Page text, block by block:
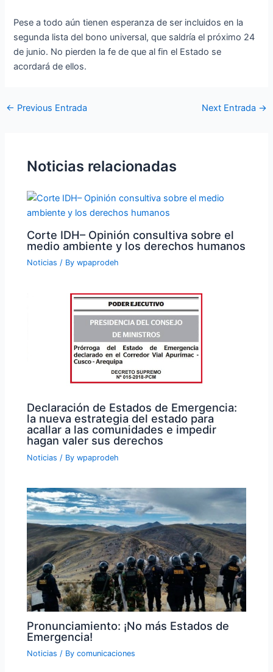
Pese a todo aún tienen esperanza de ser incluidos en la
segunda lista del bono universal, que saldría el próximo 24
de junio. No pierden la fe de que al fin el Estado se
acordará de ellos.
← Previous Entrada Next Entrada →
Noticias relacionadas
Corte IDH– Opinión consultiva sobre el
medio ambiente y los derechos humanos
Noticias / Bywpaprodeh
Declaración de Estados de Emergencia:
la nueva estrategia del estado para
acallar a las comunidades e impedir
hagan valer sus derechos
Noticias / Bywpaprodeh
Pronunciamiento: ¡No más Estados de
Emergencia!
Noticias / Bycomunicaciones